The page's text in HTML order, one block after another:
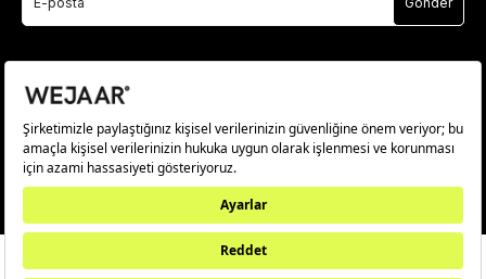
© 2025 wejaar.com.tr. tüm hakları saklıdır.